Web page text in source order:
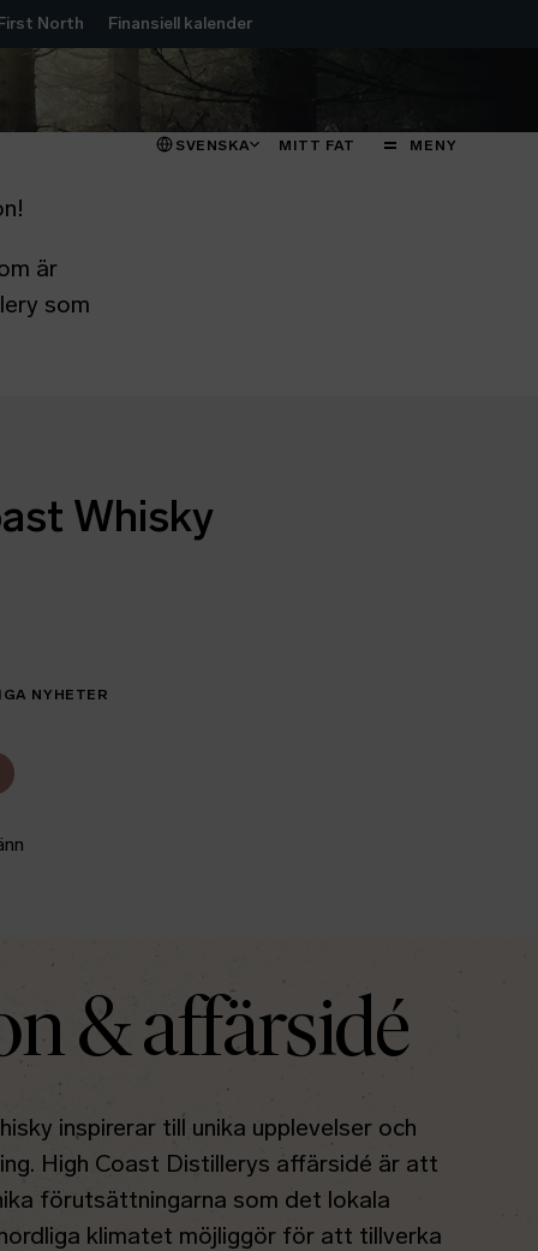
SVENSKA MITT FAT
MENY
MENY
North Finansiell kalender
är
som
Whisky
NYHETER
& affärsidé
inspirerar till unika upplevelser och
High Coast Distillerys affärsidé är att
förutsättningarna som det lokala
klimatet möjliggör för att tillverka